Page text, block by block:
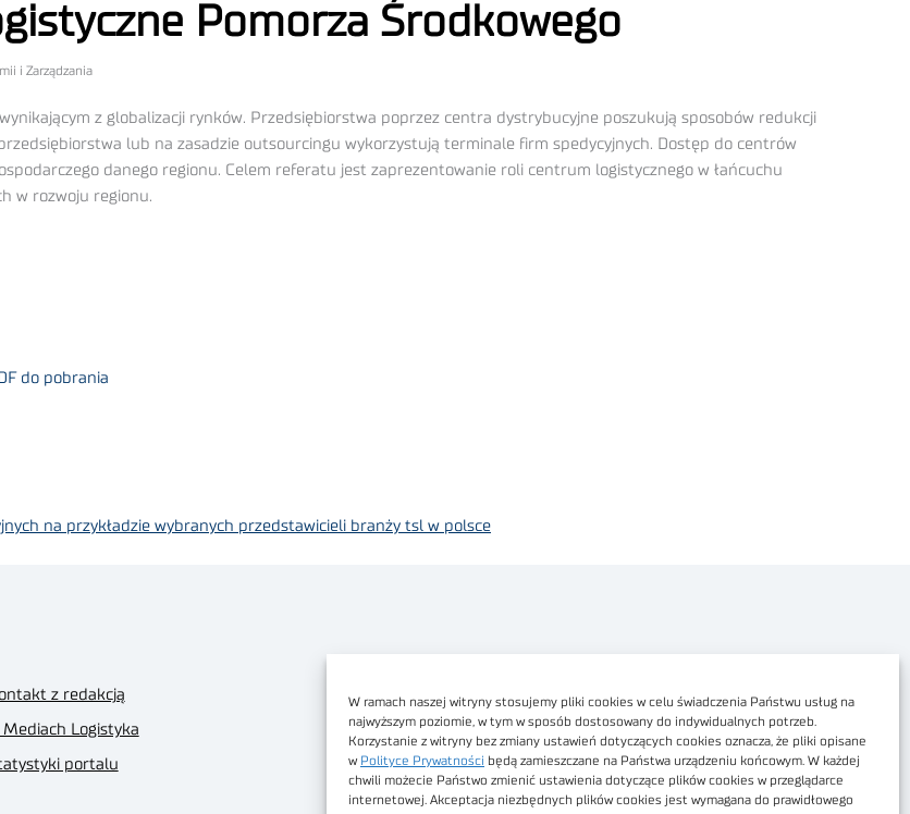
W ramach naszej witryny stosujemy pliki cookies w celu świadczenia Państwu usług na
najwyższym poziomie, w tym w sposób dostosowany do indywidualnych potrzeb.
Korzystanie z witryny bez zmiany ustawień dotyczących cookies oznacza, że pliki opisane
w Polityce Prywatności będą zamieszczane na Państwa urządzeniu końcowym. W każdej
chwili możecie Państwo zmienić ustawienia dotyczące plików cookies w przeglądarce
internetowej. Akceptacja niezbędnych plików cookies jest wymagana do prawidłowego
Pomorza Środkowego
i Zarządzania
z globalizacji rynków. Przedsiębiorstwa poprzez centra dystrybucyjne poszukują sposobów redukcji
lub na zasadzie outsourcingu wykorzystują terminale firm spedycyjnych. Dostęp do centrów
danego regionu. Celem referatu jest zaprezentowanie roli centrum logistycznego w łańcuchu
w rozwoju regionu.
do pobrania
na przykładzie wybranych przedstawicieli branży tsl w polsce
z redakcją
Mediach Logistyka
portalu
Dostępność cyfrowa
Regulamin Portalu
Regulamin sklepu